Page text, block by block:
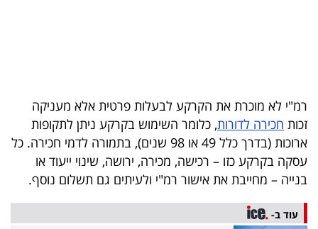
רייטינג
רכב
בריאות
ופנאי
רמ"י לא מוכרת את הקרקע לבעלות פרטית אלא מעניקה
זכות חכירה לדורות, כלומר השימוש בקרקע ניתן לתקופות
ארוכות (בדרך כלל 49 או 98 שנים), בתמורה לדמי חכירה. כל
עסקה בקרקע כזו – רכישה, מכירה, ירושה, שינוי ייעוד או
בנייה – מחייבת את אישור רמ"י ולעיתים גם תשלום נוסף.
עוד ב-